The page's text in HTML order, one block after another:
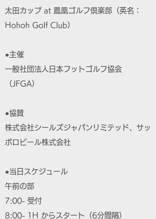
太田カップ at 鳳凰ゴルフ倶楽部（英名：
Hohoh Golf Club）
●主催
一般社団法人日本フットゴルフ協会
（JFGA）
●協賛
株式会社シールズジャパンリミテッド、サッ
ポロビール株式会社
●当日スケジュール
午前の部
7:00- 受付
8:00- 1H からスタート（6分間隔）